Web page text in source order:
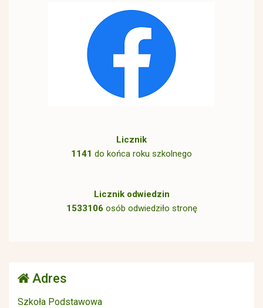
Licznik
1141 do końca roku szkolnego
Licznik odwiedzin
1533106 osób odwiedziło stronę
Adres
Szkoła Podstawowa